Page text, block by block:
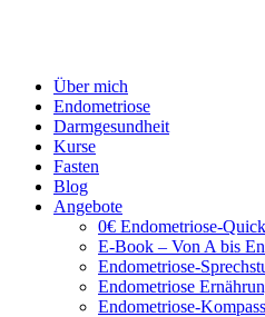
Über mich
Endometriose
Darmgesundheit
Kurse
Fasten
Blog
Angebote
0€ Endometriose-
E-Book – Von A bis
Endometriose-
Endometriose
Endometriose-Kompass